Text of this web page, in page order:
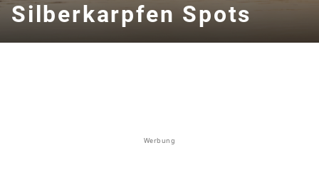
Silberkarpfen Spots
Werbung